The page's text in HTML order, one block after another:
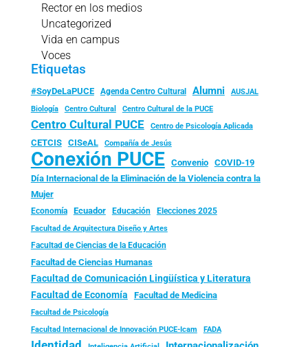
Rector en los medios
Uncategorized
Vida en campus
Voces
Etiquetas
#SoyDeLaPUCE Agenda Centro Cultural Alumni
AUSJAL
Biología
Centro Cultural Centro Cultural de la PUCE
Centro Cultural PUCE Centro de Psicología Aplicada
CETCIS CISeAL Compañía de Jesús
Conexión PUCE Convenio
COVID-19
Día Internacional de la Eliminación de la Violencia contra la
Mujer
Economía Ecuador Educación Elecciones 2025
Facultad de Arquitectura Diseño y Artes
Facultad de Ciencias de la Educación
Facultad de Ciencias Humanas
Facultad de Comunicación Lingüística y Literatura
Facultad de Economía Facultad de Medicina
Facultad de Psicología
Facultad Internacional de Innovación PUCE-Icam FADA